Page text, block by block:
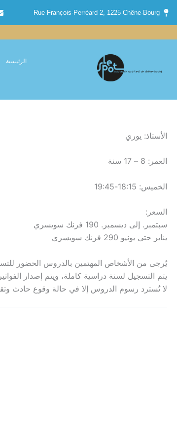
Rue François-Perréard 2, 1225 Chêne-Bourg
الرئيسية
الأستاذ: يوري
العمر: 8 – 17 سنة
الخميس: 18:15-19:45
السعر:
سبتمبر. إلى ديسمبر. 190 فرنك سويسري
يناير حتى يونيو 290 فرنك سويسري
يُرجى من الأشخاص المهتمين بالدروس الحضور
يتم التسجيل لسنة دراسية كاملة، ويتم إصدار
لا تُسترد رسوم الدروس إلا في حالة وقوع حادث وتقديم شهادة طبية خلال 10 أيام. تبدأ الدروس الجماعية بحد أدنى